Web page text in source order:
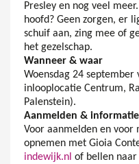
Presley en nog veel
hoofd? Geen zorgen, er
schuif aan, zing mee of
het gezelschap.
Wanneer & waar
Woensdag 24
inlooplocatie Centrum,
Palenstein).
Aanmelden & informatie
Voor aanmelden en
opnemen met Gioia
indewijk.nl of bellen naar